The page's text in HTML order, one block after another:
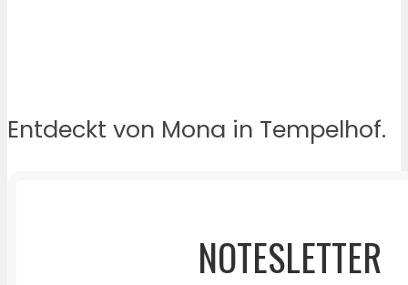
Entdeckt von Mona in Tempelhof.
NOTESLETTER